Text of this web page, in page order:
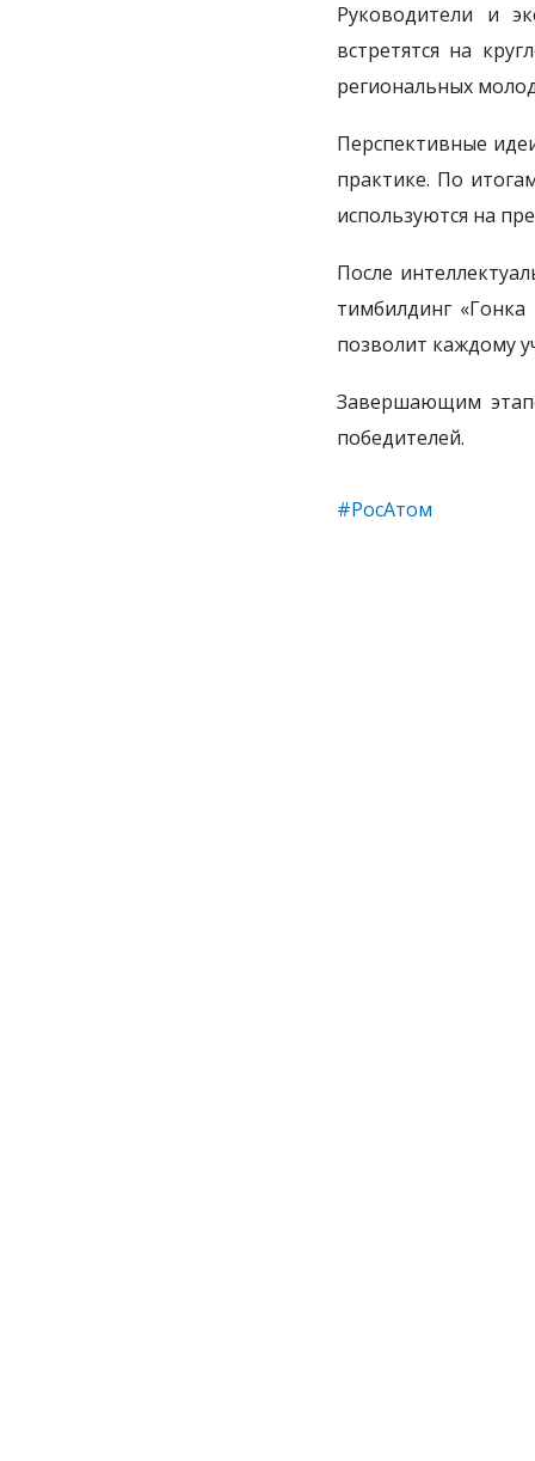
Руководители и
встретятся на
региональных
Перспективные
практике. По
используются на
После
тимбилдинг
позволит каждому
Завершающим
победителей.
#РосАтом